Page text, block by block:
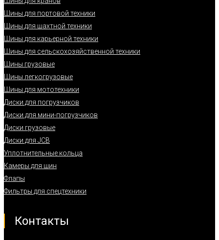
Шины для портовой техники
Шины для шахтной техники
Шины для карьерной техники
Шины для сельскохозяйственной техники
Шины грузовые
Шины легкогрузовые
Шины для мототехники
Диски для погрузчиков
Диски для мини-погрузчиков
Диски грузовые
Диски для JCB
Уплотнительные кольца
Камеры для шин
Флапы
Фильтры для спецтехники
Контакты